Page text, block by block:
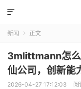

新闻  正文
3mlittmann怎
仙公司，创新能
2026-04-27 17:12:03 阅